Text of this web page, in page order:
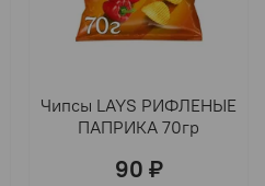
Чипсы LAYS РИФЛЕНЫЕ
ПАПРИКА 70гр
90 ₽